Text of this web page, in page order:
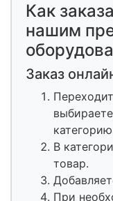
Как
нашим
Заказ
В
товар.
При